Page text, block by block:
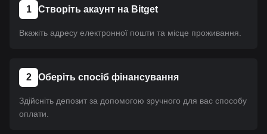
1 Створіть акаунт на Bitget
Вкажіть адресу електронної пошти та місце проживання.
2 Оберіть спосіб фінансування
Здійсніть депозит за допомогою зручного для вас способу
оплати.